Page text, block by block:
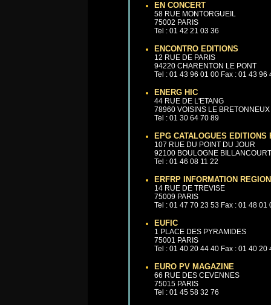
EN CONCERT
58 RUE MONTORGUEIL
75002 PARIS
Tel : 01 42 21 03 36
ENCONTRO EDITIONS
12 RUE DE PARIS
94220 CHARENTON LE PONT
Tel : 01 43 96 01 00 Fax : 01 43 96
ENERG HIC
44 RUE DE L'ETANG
78960 VOISINS LE BRETONNEUX
Tel : 01 30 64 70 89
EPG CATALOGUES
107 RUE DU POINT DU JOUR
92100 BOULOGNE BILLANCOURT
Tel : 01 46 08 11 22
ERFRP INFORMATION
14 RUE DE TREVISE
75009 PARIS
Tel : 01 47 70 23 53 Fax : 01 48 01
EUFIC
1 PLACE DES PYRAMIDES
75001 PARIS
Tel : 01 40 20 44 40 Fax : 01 40 20
EURO PV MAGAZINE
66 RUE DES CEVENNES
75015 PARIS
Tel : 01 45 58 32 76